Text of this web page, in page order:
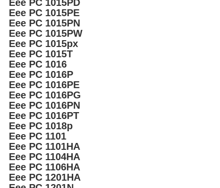
Eee PC 1015PD
Eee PC 1015PE
Eee PC 1015PN
Eee PC 1015PW
Eee PC 1015px
Eee PC 1015T
Eee PC 1016
Eee PC 1016P
Eee PC 1016PE
Eee PC 1016PG
Eee PC 1016PN
Eee PC 1016PT
Eee PC 1018p
Eee PC 1101
Eee PC 1101HA
Eee PC 1104HA
Eee PC 1106HA
Eee PC 1201HA